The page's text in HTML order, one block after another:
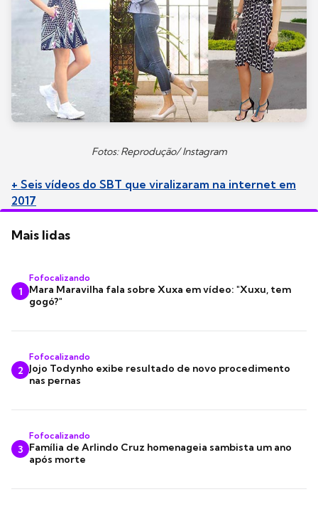
Fotos: Reprodução/ Instagram
+ Seis vídeos do SBT que viralizaram na internet em
2017
Mais lidas
1
Fofocalizando
Mara Maravilha fala sobre Xuxa em vídeo: "Xuxu, tem
gogó?"
2
Fofocalizando
Jojo Todynho exibe resultado de novo procedimento
nas pernas
3
Fofocalizando
Família de Arlindo Cruz homenageia sambista um ano
após morte